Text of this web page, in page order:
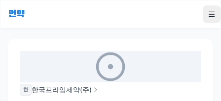
먼약
한 한국프라임제약(주)